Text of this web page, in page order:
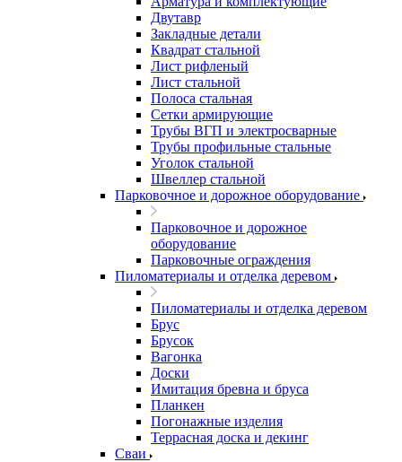
Двутавр
Закладные детали
Квадрат стальной
Лист рифленый
Лист стальной
Полоса стальная
Сетки армирующие
Трубы ВГП и электросварные
Трубы профильные стальные
Уголок стальной
Швеллер стальной
Парковочное и дорожное оборудование
Парковочное и дорожное
оборудование
Парковочные ограждения
Пиломатериалы и отделка деревом
Пиломатериалы и отделка деревом
Брус
Брусок
Вагонка
Доски
Имитация бревна и бруса
Планкен
Погонажные изделия
Террасная доска и декинг
Сваи